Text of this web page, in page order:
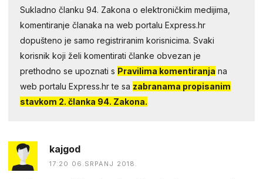
Sukladno članku 94. Zakona o elektroničkim medijima,
komentiranje članaka na web portalu Express.hr
dopušteno je samo registriranim korisnicima. Svaki
korisnik koji želi komentirati članke obvezan je
prethodno se upoznati s Pravilima komentiranja na
web portalu Express.hr te sa zabranama propisanim
stavkom 2. članka 94. Zakona.
kajgod
17:20 06.SRPANJ 2018.